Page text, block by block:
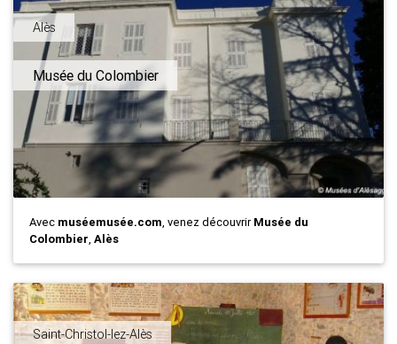
Alès
Musée du Colombier
Avec muséemusée.com, venez découvrirMusée du
Colombier, Alès
Saint-Christol-lez-Alès